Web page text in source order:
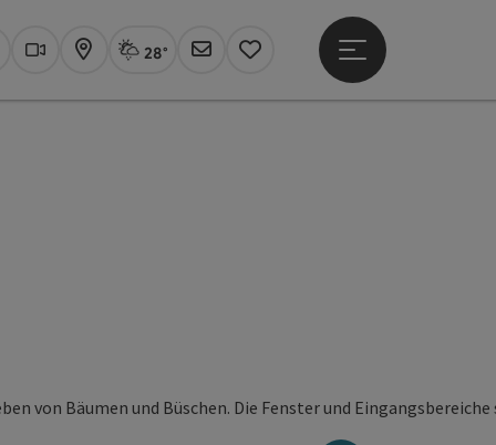
Webcams
KarteAktuelles Wetter Linz, Regenschauer
28°
Newsletter
Merkzettel
Hauptmenü öffnen